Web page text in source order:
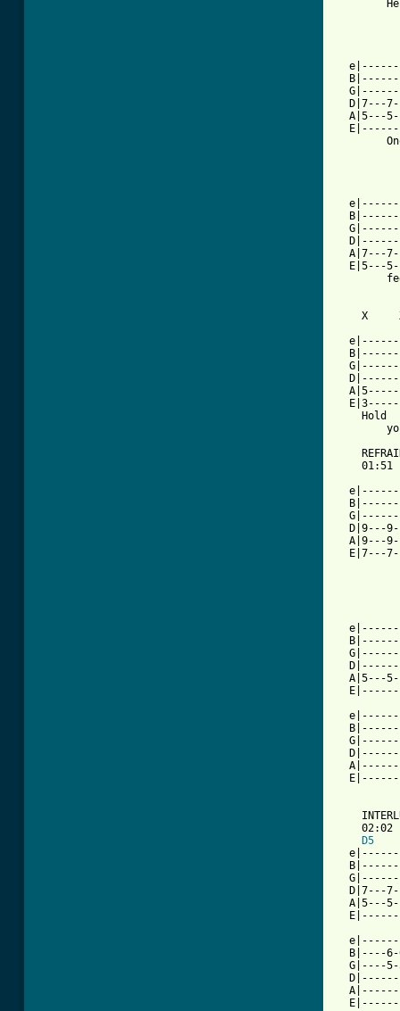
D|7---
A|5---
A|7---
E|5---
X
Hold
    01:51
D|9---
A|9---
E|7---
A|5---
    02:02
D5
D|7---
A|5---
B|----
G|----